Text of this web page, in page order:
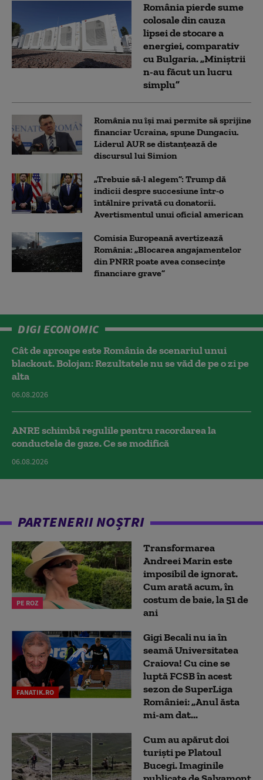
România pierde sume
colosale din cauza
lipsei de stocare a
energiei, comparativ
cu Bulgaria. „Miniștrii
n-au făcut un lucru
simplu”
România nu își mai permite să sprijine
financiar Ucraina, spune Dungaciu.
Liderul AUR se distanțează de
discursul lui Simion
„Trebuie să-l alegem”: Trump dă
indicii despre succesiune într-o
întâlnire privată cu donatorii.
Avertismentul unui oficial american
Comisia Europeană avertizează
România: „Blocarea angajamentelor
din PNRR poate avea consecințe
financiare grave”
DIGI ECONOMIC
Cât de aproape este România de scenariul unui
blackout. Bolojan: Rezultatele nu se văd de pe o zi pe
alta
06.08.2026
ANRE schimbă regulile pentru racordarea la
conductele de gaze. Ce se modifică
06.08.2026
PARTENERII NOȘTRI
PE ROZ
Transformarea
Andreei Marin este
imposibil de ignorat.
Cum arată acum, în
costum de baie, la 51 de
ani
FANATIK.RO
Gigi Becali nu ia în
seamă Universitatea
Craiova! Cu cine se
luptă FCSB în acest
sezon de SuperLiga
României: „Anul ăsta
mi-am dat...
Cum au apărut doi
turiști pe Platoul
Bucegi. Imaginile